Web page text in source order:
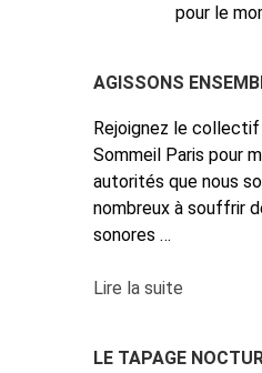
pour le
AGISSONS
Rejoignez le
Sommeil Paris pour
autorités que nous
nombreux à souffrir
sonores …
Lire la suite
LE TAPAGE